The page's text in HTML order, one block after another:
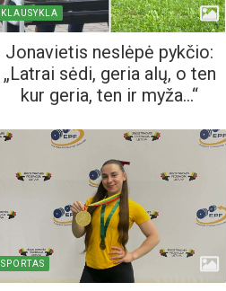
KLAUSYKLA
Jonavietis neslėpė pykčio:
„Latrai sėdi, geria alų, o ten
kur geria, ten ir myža...“
SPORTAS